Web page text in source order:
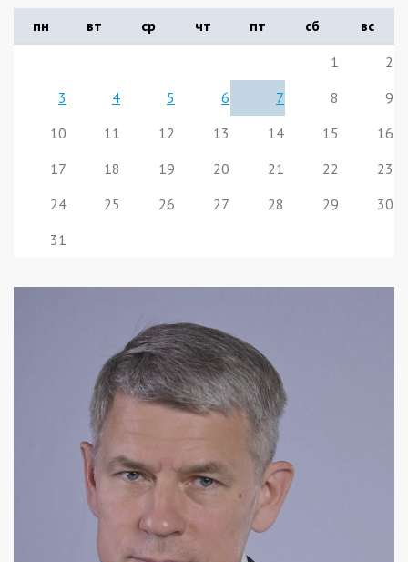
пн вт ср чт пт сб
вс
1
2
3
4 5 6 7 8
9
10
11 12 13 14 15
16
17
18 19 20 21 22
23
24
25 26 27 28 29
30
31